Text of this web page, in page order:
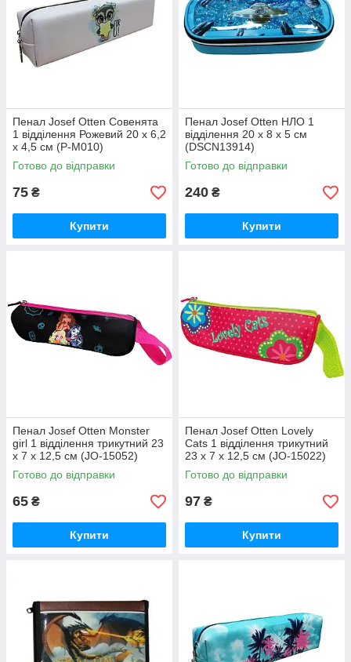
Пенал Josef Otten Совенята
1 відділення Рожевий 20 х 6,2
х 4,5 см (P-M010)
Готово до відправки
75 ₴
Купити
Пенал Josef Otten НЛО 1
відділення 20 х 8 х 5 см
(DSCN13914)
Готово до відправки
240 ₴
Купити
Пенал Josef Otten Monster
girl 1 відділення трикутний 23
х 7 х 12,5 см (JO-15052)
Готово до відправки
65 ₴
Купити
Пенал Josef Otten Lovely
Cats 1 відділення трикутний
23 х 7 х 12,5 см (JO-15022)
Готово до відправки
97 ₴
Купити